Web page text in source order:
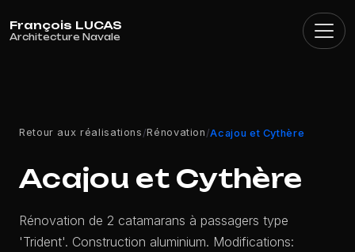
Retour aux réalisations /Rénovation /Acajou et Cythère
Acajou et Cythère
Rénovation de 2 catamarans à passagers type
'Trident'. Construction aluminium. Modifications: